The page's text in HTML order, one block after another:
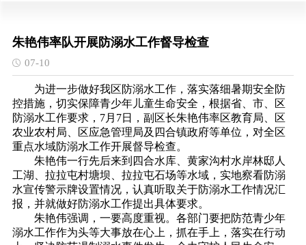
朱艳伟率队开展防溺水工作督导检查
07-10
为进一步做好我区防溺水工作，落实落细暑期安全防
控措施，切实保障青少年儿童生命安全，根据省、市、区
防溺水工作要求， 7月7日，副区长朱艳伟率区教育局、区
农业农村局、区应急管理局及四合镇政府等单位，对全区
重点水域防溺水工作开展督导检查。
朱艳伟一行先后来到四合水库、黄家沟村水岸林邸人
工湖、拉拉屯村塘坝、拉拉屯石场等水域，实地察看防溺
水宣传警示牌设置情况，认真听取关于防溺水工作情况汇
报，并就做好防溺水工作提出具体要求。
朱艳伟强调， 一要高度重视。 各部门要把防范青少年
溺水工作作为头等大事放在心上，抓在手上，落实在行动